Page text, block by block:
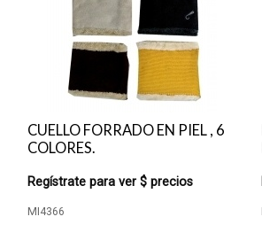
CUELLO FORRADO EN PIEL , 6
COLORES.
Regístrate para ver $ precios
MI4366